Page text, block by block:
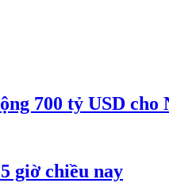
700 tỷ USD cho
giờ chiều nay